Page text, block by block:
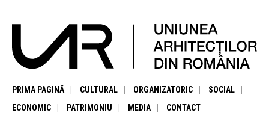
PRIMA PAGINĂ CULTURAL ORGANIZATORIC
SOCIAL
ECONOMIC
PATRIMONIU MEDIA CONTACT